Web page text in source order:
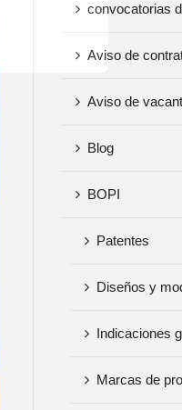
convocatorias
Aviso de
Aviso de
Blog
BOPI
Patentes
Diseños y
Indicaciones
Marcas de